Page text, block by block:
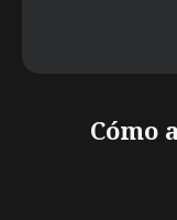
Cómo